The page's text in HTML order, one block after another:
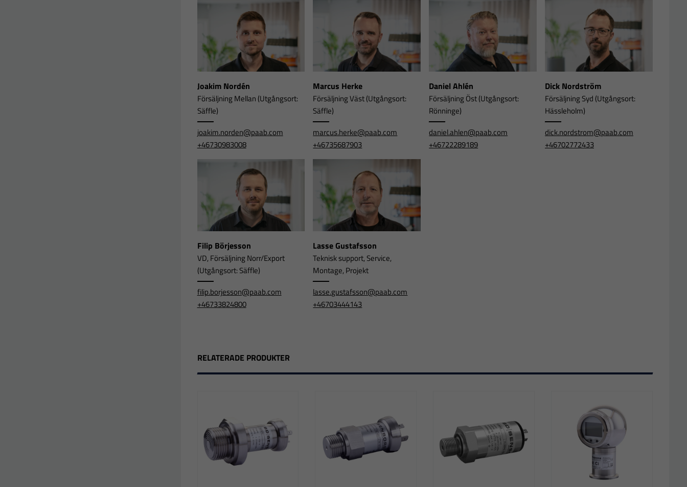
Joakim Nordén
Försäljning Mellan (Utgångsort:
Säffle)
joakim.norden@paab.com
+46730983008
Marcus Herke
Försäljning Väst (Utgångsort:
Säffle)
marcus.herke@paab.com
+46735687903
Daniel Ahlén
Försäljning Öst (Utgångsort:
Rönninge)
daniel.ahlen@paab.com
+46722289189
Dick Nordström
Försäljning Syd (Utgångsort:
Hässleholm)
dick.nordstrom@paab.com
+46702772433
Filip Börjesson
VD, Försäljning Norr/Export
(Utgångsort: Säffle)
filip.borjesson@paab.com
+46733824800
Lasse Gustafsson
Teknisk support, Service,
Montage, Projekt
lasse.gustafsson@paab.com
+46703444143
RELATERADE PRODUKTER